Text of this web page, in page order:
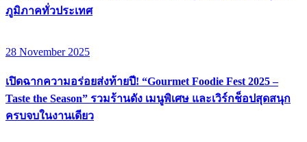
ภูมิภาคทั่วประเทศ
28 November 2025
เปิดฉากความอร่อยส่งท้ายปี! “Gourmet Foodie Fest 2025 –
Taste the Season” รวมร้านดัง เมนูพิเศษ และเวิร์กช็อปสุดสนุก
ครบจบในงานเดียว